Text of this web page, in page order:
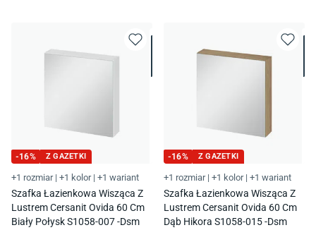
-16% Z GAZETKI
+1 rozmiar | +1 kolor | +1 wariant
Szafka Łazienkowa Wisząca Z
Lustrem Cersanit Ovida 60 Cm
Biały Połysk S1058-007 -Dsm
-16% Z GAZETKI
+1 rozmiar | +1 kolor | +1 wariant
Szafka Łazienkowa Wisząca Z
Lustrem Cersanit Ovida 60 Cm
Dąb Hikora S1058-015 -Dsm